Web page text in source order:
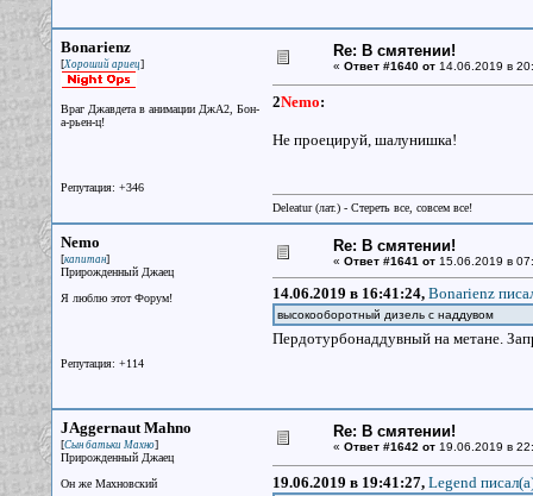
Bonarienz
[Хороший ариец]
Враг Джавдета в анимации ДжА2, Бон-
а-рьен-ц!
Репутация: +346
Re: В смятении!
« Ответ #1640 от14.06.2019 в
2Nemo:
Не проецируй, шалунишка!
Deleatur (лат.) - Стереть все, совсем все!
Nemo
[капитан]
Прирожденный Джаец
Я люблю этот Форум!
Репутация: +114
Re: В смятении!
« Ответ #1641 от15.06.2019 в
14.06.2019 в 16:41:24, Bonarienz
высокооборотный дизель с наддувом
Пердотурбонаддувный на метане.
JAggernaut Mahno
[Сын батьки Махно]
Прирожденный Джаец
Он же Махновский
Re: В смятении!
« Ответ #1642 от19.06.2019 в
19.06.2019 в 19:41:27, Legend